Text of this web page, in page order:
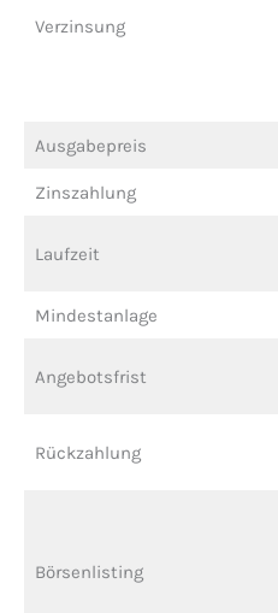
Verzinsung
Ausgabepreis
Zinszahlung
Laufzeit
Mindestanlage
Angebotsfrist
Rückzahlung
Börsenlisting